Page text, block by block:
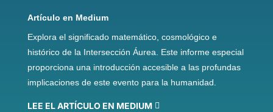
Artículo en Medium
Explora el significado matemático, cosmológico e
histórico de la Intersección Áurea. Este informe especial
proporciona una introducción accesible a las profundas
implicaciones de este evento para la humanidad.
LEE EL ARTÍCULO EN MEDIUM